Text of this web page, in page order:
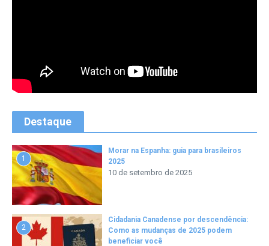
Destaque
1
Morar na Espanha: guia para brasileiros
2025
10 de setembro de 2025
2
Cidadania Canadense por descendência:
Como as mudanças de 2025 podem
beneficiar você